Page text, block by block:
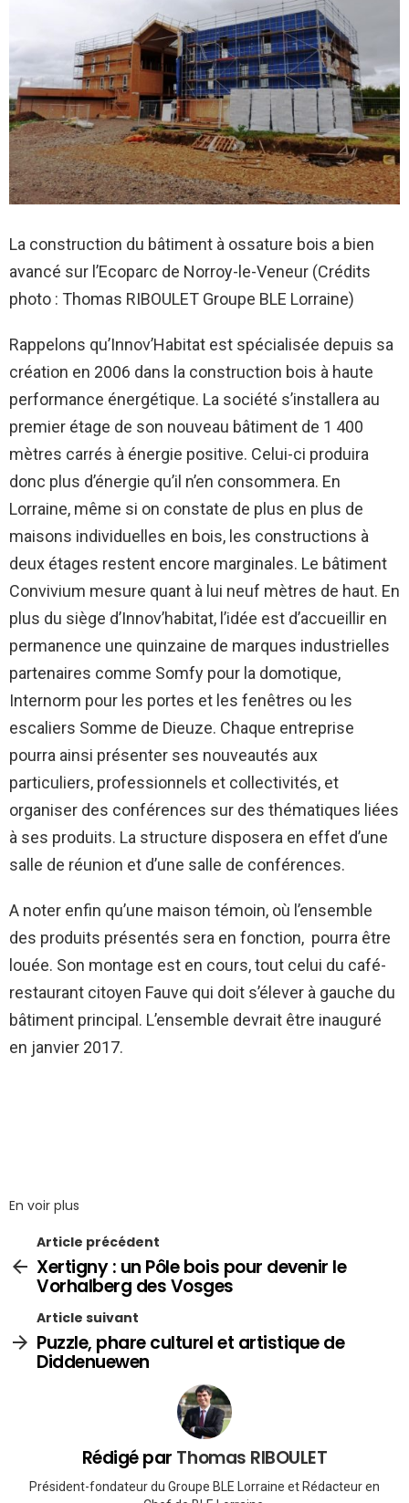
La construction du bâtiment à ossature bois a bien
avancé sur l’Ecoparc de Norroy-le-Veneur (Crédits
photo : Thomas RIBOULET Groupe BLE Lorraine)
Rappelons qu’Innov’Habitat est spécialisée depuis sa
création en 2006 dans la construction bois à haute
performance énergétique. La société s’installera au
premier étage de son nouveau bâtiment de 1 400
mètres carrés à énergie positive. Celui-ci produira
donc plus d’énergie qu’il n’en consommera. En
Lorraine, même si on constate de plus en plus de
maisons individuelles en bois, les constructions à
deux étages restent encore marginales. Le bâtiment
Convivium mesure quant à lui neuf mètres de haut. En
plus du siège d’Innov’habitat, l’idée est d’accueillir en
permanence une quinzaine de marques industrielles
partenaires comme Somfy pour la domotique,
Internorm pour les portes et les fenêtres ou les
escaliers Somme de Dieuze. Chaque entreprise
pourra ainsi présenter ses nouveautés aux
particuliers, professionnels et collectivités, et
organiser des conférences sur des thématiques liées
à ses produits. La structure disposera en effet d’une
salle de réunion et d’une salle de conférences.
A noter enfin qu’une maison témoin, où l’ensemble
des produits présentés sera en fonction, pourra être
louée. Son montage est en cours, tout celui du café-
restaurant citoyen Fauve qui doit s’élever à gauche du
bâtiment principal. L’ensemble devrait être inauguré
en janvier 2017.
En voir plus
Article précédent
Xertigny : un Pôle bois pour devenir le
Vorhalberg des Vosges
Article suivant
Puzzle, phare culturel et artistique de
Diddenuewen
Rédigé par Thomas RIBOULET
Président-fondateur du Groupe BLE Lorraine et Rédacteur en